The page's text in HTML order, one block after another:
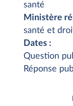
santé
Ministère
santé et
Dates :
Question
Réponse